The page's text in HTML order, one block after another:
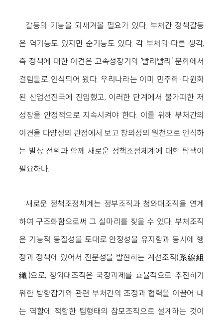
갈등의 기능을 되새겨볼 필요가 있다. 부처간 정책갈등
은 역기능도 있지만 순기능도 있다. 각 부처의 다른 생각,
즉 정책에 대한 이견은 고속성장기의 ‘빨리빨리’ 문화에서
걸림돌로 인식되어 왔다. 우리나라는 이미 민주화·다원화
된 산업선진국에 진입했고, 이러한 단계에서 불가피한 저
성장을 안정적으로 지속시켜야 한다. 이를 위해 부처간의
이견을 다양성의 관점에서 보고 창의성의 원천으로 인식하
는 발상 전환과 함께 새로운 정책조정체계에 대한 탐색이
필요하다.
새로운 정책조정체계는 정부조직과 청와대조직을 연계
하여 구조화함으로써 그 실마리를 찾을 수 있다. 부처조직
은 기능적 동질성을 토대로 안정성을 유지함과 동시에 행
정과 정책에 있어서 전문성을 발현하는 계선조직(系線組
織)으로, 청와대조직은 국정과제를 효율적으로 추진하기
위한 방향잡기와 관련 부처간의 조정과 협력을 이끌어 내
는 역할에 적합한 팀형태의 참모조직으로 설계하는 것이